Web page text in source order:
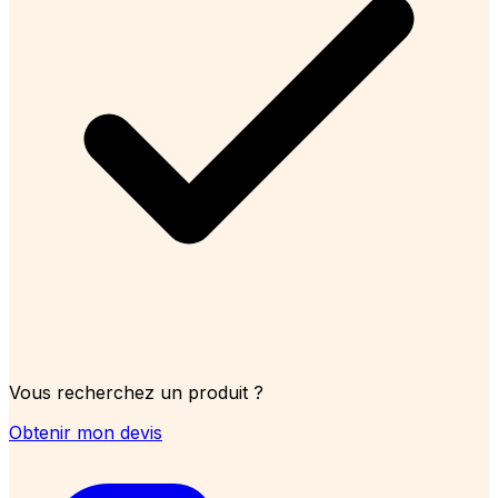
Vous recherchez un produit ?
Obtenir mon devis